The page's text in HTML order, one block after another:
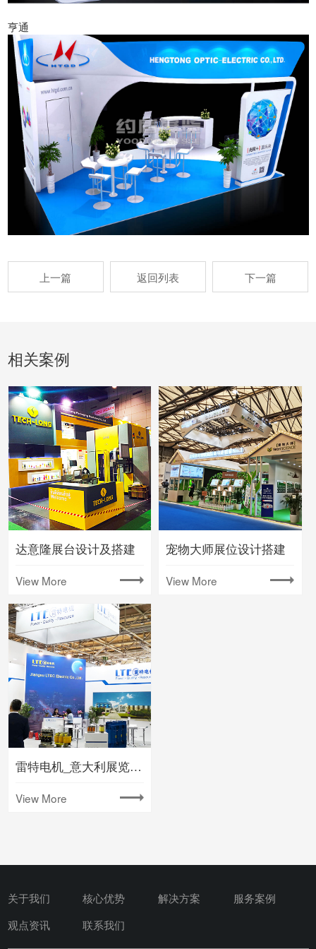
亨通
上一篇 返回列表 下一篇
相关案例
达意隆展台设计及搭建
View More
宠物大师展位设计搭建
View More
雷特电机_意大利展览搭建
View More
关于我们 核心优势 解决方案
服务案例
观点资讯
联系我们